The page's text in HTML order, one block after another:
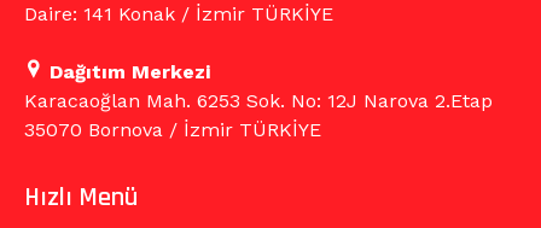
Daire: 141 Konak / İzmir TÜRKİYE
Dağıtım Merkezi
Karacaoğlan Mah. 6253 Sok. No: 12J Narova 2.Etap
35070 Bornova / İzmir TÜRKİYE
Hızlı Menü